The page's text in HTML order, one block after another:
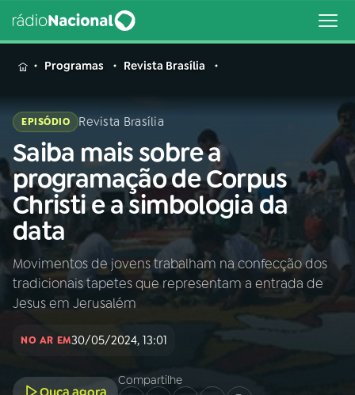
MENU
Buscar
na
Rádio
Nacional
Buscar
AO VIVO
01INÍCIO
02A RÁDIO
03
Programas Revista Brasília
EPISÓDIO Revista Brasília
Saiba mais sobre a
programação de Corpus
Christi e a simbologia da
data
Movimentos de jovens trabalham na confecção dos
tradicionais tapetes que representam a entrada de
Jesus em Jerusalém
NO AR EM30/05/2024, 13:01
Compartilhe